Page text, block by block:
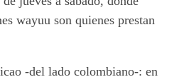
wayuu son quienes prestan
-del lado colombiano-: en